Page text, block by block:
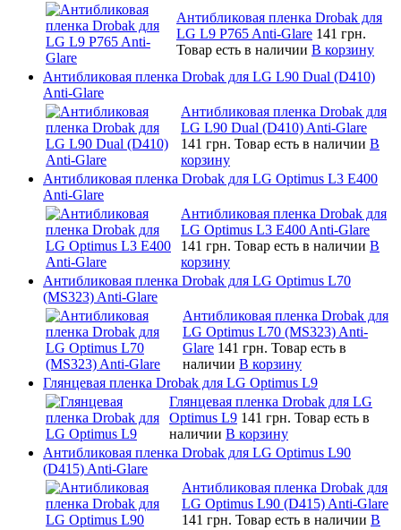
Антибликовая пленка Drobak для
LG L9 P765 Anti-Glare 141 грн.
Товар есть в наличии В корзину
Антибликовая пленка Drobak для LG L90 Dual (D410)
Anti-Glare
Антибликовая пленка Drobak для
LG L90 Dual (D410) Anti-Glare
141 грн. Товар есть в наличии В
корзину
Антибликовая пленка Drobak для LG Optimus L3 E400
Anti-Glare
Антибликовая пленка Drobak для
LG Optimus L3 E400 Anti-Glare
141 грн. Товар есть в наличии В
корзину
Антибликовая пленка Drobak для LG Optimus L70
(MS323) Anti-Glare
Антибликовая пленка Drobak для
LG Optimus L70 (MS323) Anti-
Glare 141 грн. Товар есть в
наличии В корзину
Глянцевая пленка Drobak для LG Optimus L9
Глянцевая пленка Drobak для LG
Optimus L9 141 грн. Товар есть в
наличии В корзину
Антибликовая пленка Drobak для LG Optimus L90
(D415) Anti-Glare
Антибликовая пленка Drobak для
LG Optimus L90 (D415) Anti-Glare
141 грн. Товар есть в наличии В